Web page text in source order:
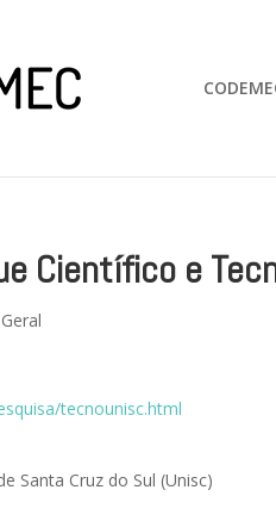
Científico e
Geral
tecnounisc.html
Santa Cruz do Sul (Unisc)